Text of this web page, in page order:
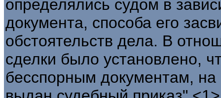
определялись судом в
документа, способа его
обстоятельств дела. В
сделки было установлено,
бесспорным документам,